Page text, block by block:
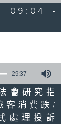
09:04 -
29:37
會研究指
客消費跌/
處理投訴